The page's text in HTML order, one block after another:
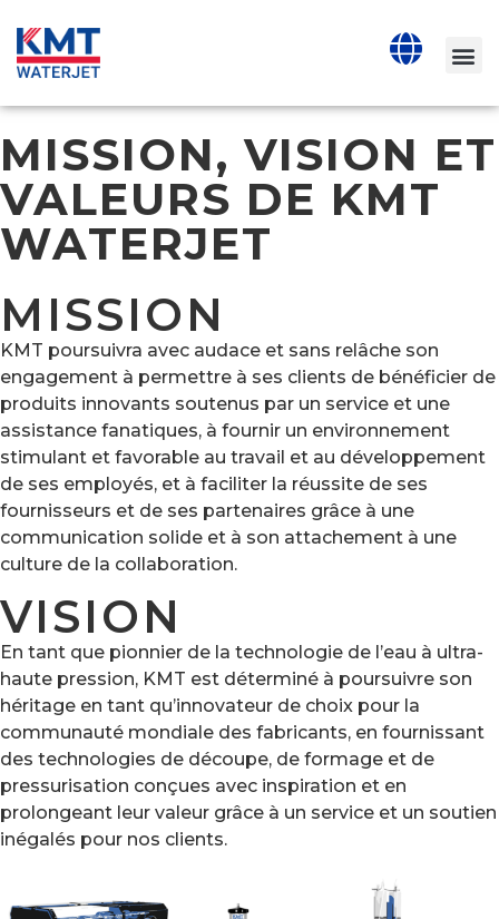
MISSION, VISION ET
VALEURS DE KMT
WATERJET
MISSION
KMT poursuivra avec audace et sans relâche son
engagement à permettre à ses clients de bénéficier de
produits innovants soutenus par un service et une
assistance fanatiques, à fournir un environnement
stimulant et favorable au travail et au développement
de ses employés, et à faciliter la réussite de ses
fournisseurs et de ses partenaires grâce à une
communication solide et à son attachement à une
culture de la collaboration.
VISION
En tant que pionnier de la technologie de l’eau à ultra-
haute pression, KMT est déterminé à poursuivre son
héritage en tant qu’innovateur de choix pour la
communauté mondiale des fabricants, en fournissant
des technologies de découpe, de formage et de
pressurisation conçues avec inspiration et en
prolongeant leur valeur grâce à un service et un soutien
inégalés pour nos clients.